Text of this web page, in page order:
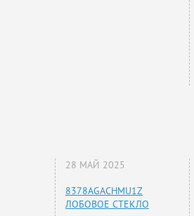
28 МАЙ 2025
8378AGACHMU1Z
ЛОБОВОЕ СТЕКЛО